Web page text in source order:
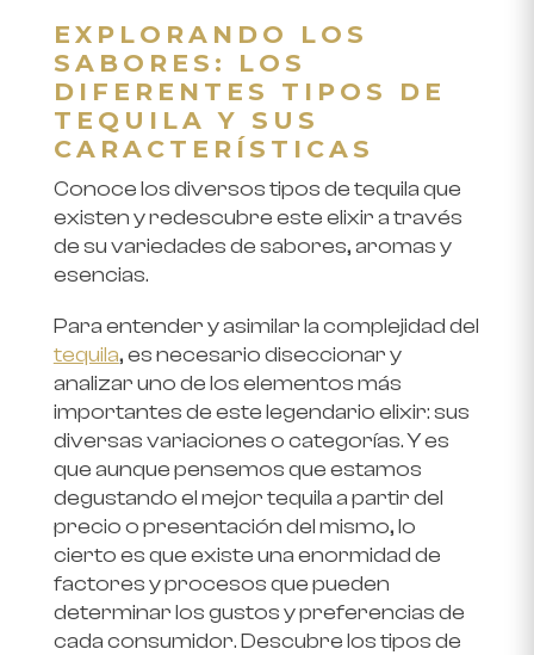
EXPLORANDO LOS
SABORES: LOS
DIFERENTES TIPOS DE
TEQUILA Y SUS
CARACTERÍSTICAS
Conoce los diversos tipos de tequila que
existen y redescubre este elixir a través
de su variedades de sabores, aromas y
esencias.
Para entender y asimilar la complejidad del
tequila, es necesario diseccionar y
analizar uno de los elementos más
importantes de este legendario elixir: sus
diversas variaciones o categorías. Y es
que aunque pensemos que estamos
degustando el mejor tequila a partir del
precio o presentación del mismo, lo
cierto es que existe una enormidad de
factores y procesos que pueden
determinar los gustos y preferencias de
cada consumidor. Descubre los tipos de